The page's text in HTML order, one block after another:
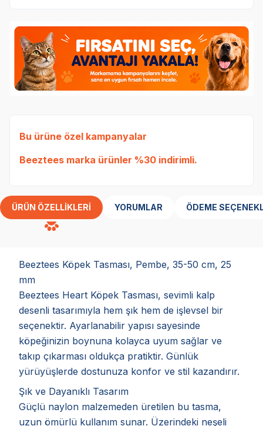
Bu ürüne özel kampanyalar
Beeztees marka ürünler %30 indirimli.
ÜRÜN ÖZELLIKLERI YORUMLAR ÖDEME
Beeztees Köpek Tasması, Pembe, 35-50 cm, 25
mm
Beeztees Heart Köpek Tasması, sevimli kalp
desenli tasarımıyla hem şık hem de işlevsel bir
seçenektir. Ayarlanabilir yapısı sayesinde
köpeğinizin boynuna kolayca uyum sağlar ve
takıp çıkarması oldukça pratiktir. Günlük
yürüyüşlerde dostunuza konfor ve stil kazandırır.
Şık ve Dayanıklı Tasarım
Güçlü naylon malzemeden üretilen bu tasma,
uzun ömürlü kullanım sunar. Üzerindeki neşeli